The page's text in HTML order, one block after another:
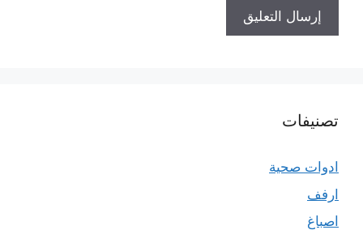
تصنيفات
ادوات صحية
ارفف
اصباغ